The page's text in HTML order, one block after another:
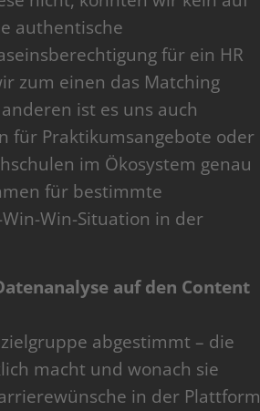
authentische
für ein HR
zum einen das Matching
ist es uns auch
für Praktikumsangebote oder
im Ökosystem genau
für bestimmte
Win-Situation in der
auf den Content
abgestimmt – die
macht und wonach sie
in der Plattform